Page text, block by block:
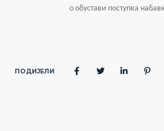
о обустави поступка
ПОДИЈЕЛИ